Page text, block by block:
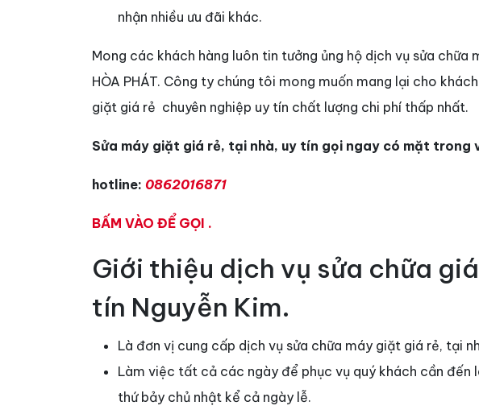
nhận nhiều ưu đãi khác.
Mong các khách hàng luôn tin tưởng ủng hộ dịch vụ sửa chữa
HÒA PHÁT. Công ty chúng tôi mong muốn mang lại cho
giặt giá rẻ chuyên nghiệp uy tín chất lượng chi phí thấp nhất.
Sửa máy giặt giá rẻ, tại nhà, uy tín gọi ngay có mặt trong
hotline: 0862016871
BẤM VÀO ĐỂ GỌI .
Giới thiệu dịch vụ sửa chữa
tín Nguyễn Kim.
Là đơn vị cung cấp dịch vụ sửa chữa máy giặt giá rẻ, tại
Làm việc tất cả các ngày để phục vụ quý khách cần đến
thứ bảy chủ nhật kể cả ngày lễ.